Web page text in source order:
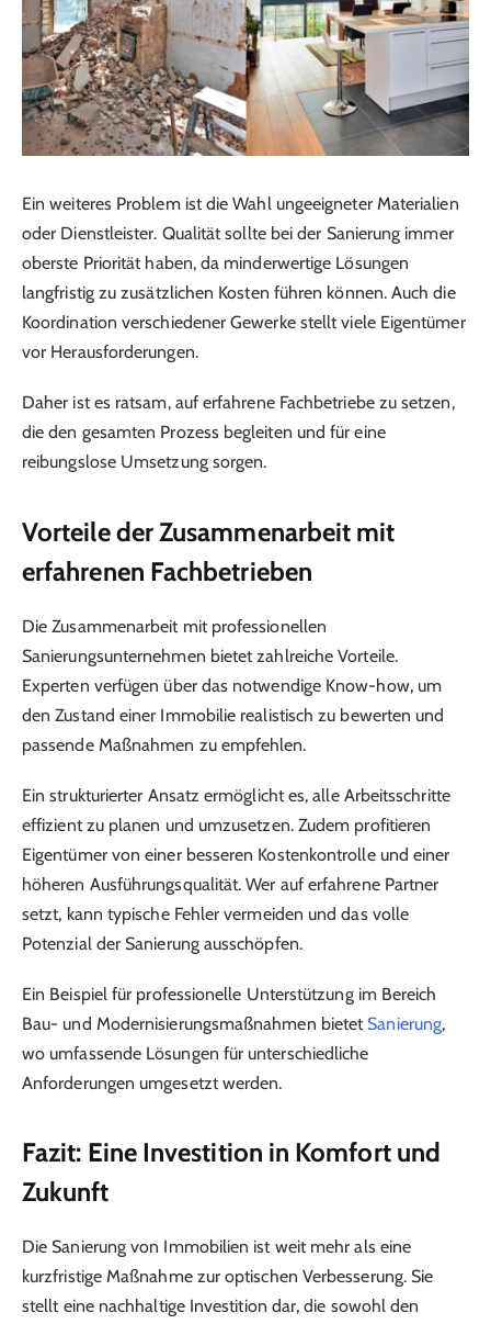
Ein weiteres Problem ist die Wahl ungeeigneter Materialien
oder Dienstleister. Qualität sollte bei der Sanierung immer
oberste Priorität haben, da minderwertige Lösungen
langfristig zu zusätzlichen Kosten führen können. Auch die
Koordination verschiedener Gewerke stellt viele Eigentümer
vor Herausforderungen.
Daher ist es ratsam, auf erfahrene Fachbetriebe zu setzen,
die den gesamten Prozess begleiten und für eine
reibungslose Umsetzung sorgen.
Vorteile der Zusammenarbeit mit
erfahrenen Fachbetrieben
Die Zusammenarbeit mit professionellen
Sanierungsunternehmen bietet zahlreiche Vorteile.
Experten verfügen über das notwendige Know-how, um
den Zustand einer Immobilie realistisch zu bewerten und
passende Maßnahmen zu empfehlen.
Ein strukturierter Ansatz ermöglicht es, alle Arbeitsschritte
effizient zu planen und umzusetzen. Zudem profitieren
Eigentümer von einer besseren Kostenkontrolle und einer
höheren Ausführungsqualität. Wer auf erfahrene Partner
setzt, kann typische Fehler vermeiden und das volle
Potenzial der Sanierung ausschöpfen.
Ein Beispiel für professionelle Unterstützung im Bereich
Bau- und Modernisierungsmaßnahmen bietet Sanierung,
wo umfassende Lösungen für unterschiedliche
Anforderungen umgesetzt werden.
Fazit: Eine Investition in Komfort und
Zukunft
Die Sanierung von Immobilien ist weit mehr als eine
kurzfristige Maßnahme zur optischen Verbesserung. Sie
stellt eine nachhaltige Investition dar, die sowohl den